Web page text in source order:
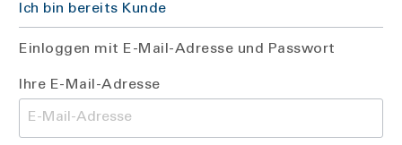
Ich bin bereits Kunde
Einloggen mit E-Mail-Adresse und Passwort
Ihre E-Mail-Adresse